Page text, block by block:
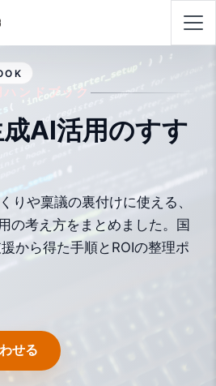
ンドブック
AI活用のすす
りや稟議の裏付けに使える、
の考え方をまとめました。国
から得た手順とROIの整理ポ
せる